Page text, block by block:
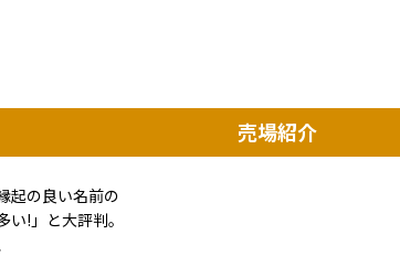
売場紹介
起の良い名前の
!」と大評判。